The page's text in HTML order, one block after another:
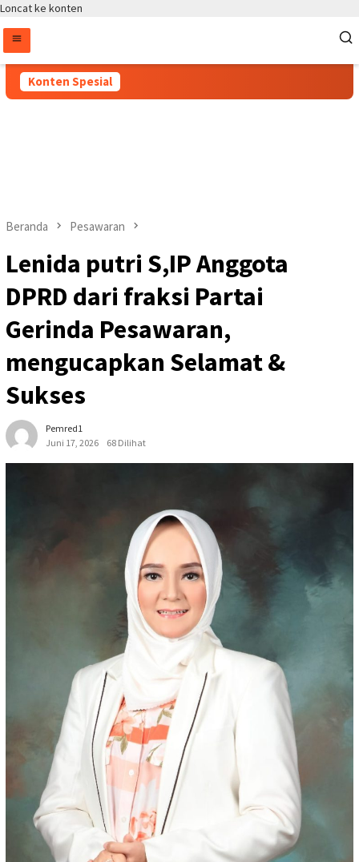
Loncat ke konten
Konten Spesial
Beranda Pesawaran
Lenida putri S,IP Anggota
DPRD dari fraksi Partai
Gerinda Pesawaran,
mengucapkan Selamat &
Sukses
Pemred1
Juni 17, 2026
68 Dilihat